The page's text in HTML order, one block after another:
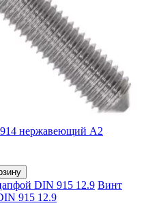
нержавеющий А2
Винт
915 12.9